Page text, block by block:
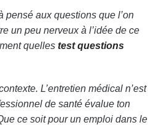
pensé aux questions que l’on
un peu nerveux à l’idée de ce
quelles test questions
L’entretien médical n’est
de santé évalue ton
ce soit pour un emploi dans le